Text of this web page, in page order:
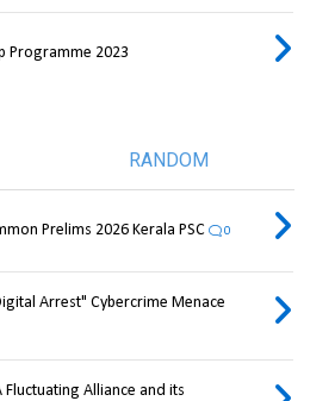
Programme 2023
RANDOM
Prelims 2026 Kerala PSC 0
Arrest" Cybercrime Menace
Fluctuating Alliance and its